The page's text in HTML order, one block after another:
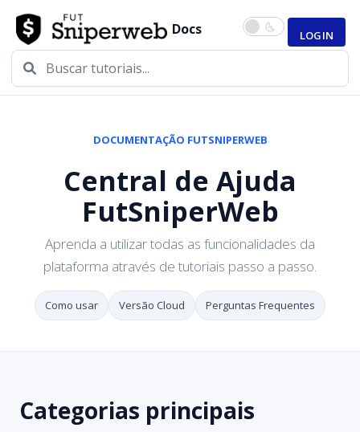
Docs LOGIN
DOCUMENTAÇÃO FUTSNIPERWEB
Central de Ajuda
FutSniperWeb
Aprenda a utilizar todas as funcionalidades da
plataforma através de tutoriais passo a passo.
Como usar Versão Cloud Perguntas Frequentes
Categorias principais